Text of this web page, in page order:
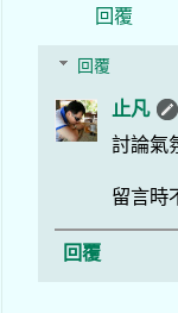
回覆
回覆
止凡
討論氣
留言時
回覆